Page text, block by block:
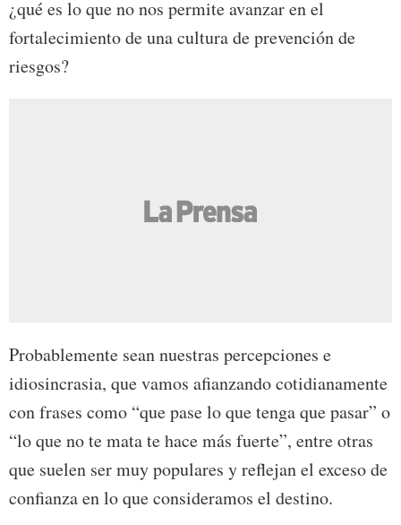
¿qué es lo que no nos permite avanzar en el
fortalecimiento de una cultura de prevención de
riesgos?
Probablemente sean nuestras percepciones e
idiosincrasia, que vamos afianzando cotidianamente
con frases como “que pase lo que tenga que pasar” o
“lo que no te mata te hace más fuerte”, entre otras
que suelen ser muy populares y reflejan el exceso de
confianza en lo que consideramos el destino.